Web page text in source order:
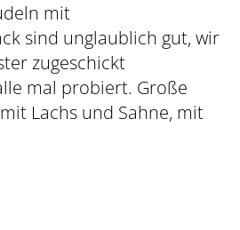
mit
sind unglaublich gut, wir
zugeschickt
mal probiert. Große
Lachs und Sahne, mit